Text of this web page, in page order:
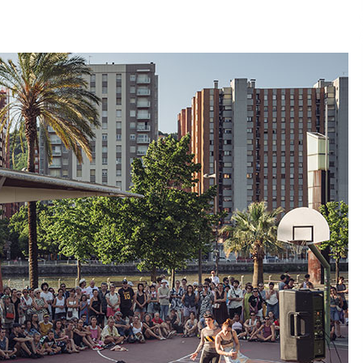
Larunbatean Plentziako Itsas
Martxa ospatuko da
2026/07/07
SOINUGELA: Paul McCartney eta
Ringo Starr-en lan berriak
2026/07/03